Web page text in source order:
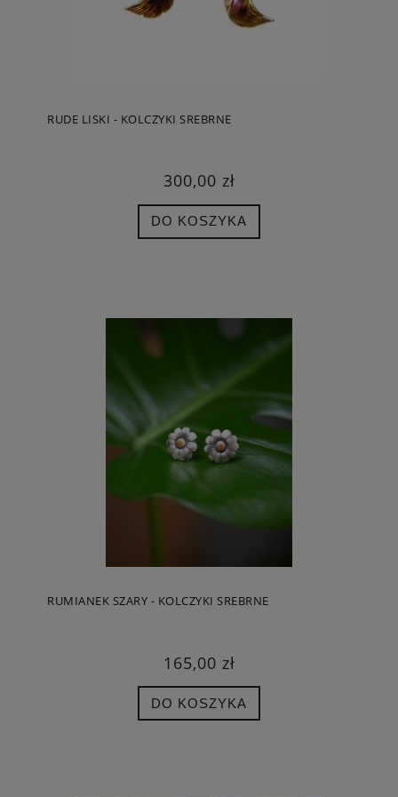
RUDE LISKI - KOLCZYKI SREBRNE
300,00 zł
DO KOSZYKA
RUMIANEK SZARY - KOLCZYKI SREBRNE
165,00 zł
DO KOSZYKA